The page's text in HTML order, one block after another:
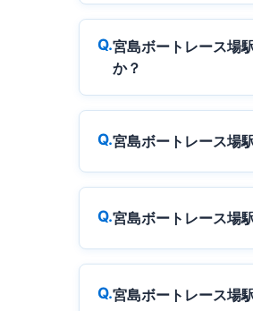
宮島ボートレース場
か？
宮島ボートレース場
宮島ボートレース場
宮島ボートレース場